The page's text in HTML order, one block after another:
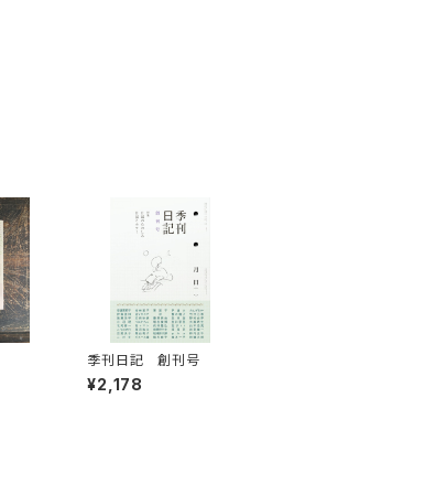
季刊日記 創刊号
¥2,178